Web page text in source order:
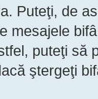
Puteţi, de
mesajele
puteţi să
ştergeţi